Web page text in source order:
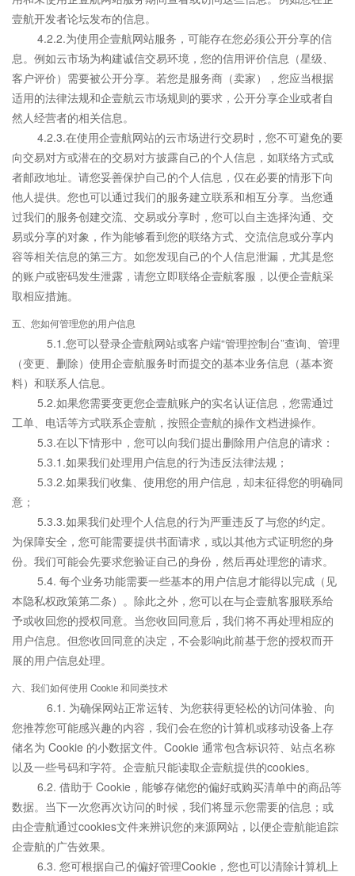
壹航开发者论坛发布的信息。
4.2.2.为使用企壹航网站服务，可能存在您必须公开分享的信
息。例如云市场为构建诚信交易环境，您的信用评价信息（星级、
客户评价）需要被公开分享。若您是服务商（卖家），您应当根据
适用的法律法规和企壹航云市场规则的要求，公开分享企业或者自
然人经营者的相关信息。
4.2.3.在使用企壹航网站的云市场进行交易时，您不可避免的要
向交易对方或潜在的交易对方披露自己的个人信息，如联络方式或
者邮政地址。请您妥善保护自己的个人信息，仅在必要的情形下向
他人提供。您也可以通过我们的服务建立联系和相互分享。当您通
过我们的服务创建交流、交易或分享时，您可以自主选择沟通、交
易或分享的对象，作为能够看到您的联络方式、交流信息或分享内
容等相关信息的第三方。如您发现自己的个人信息泄漏，尤其是您
的账户或密码发生泄露，请您立即联络企壹航客服，以便企壹航采
取相应措施。
五、您如何管理您的用户信息
5.1.您可以登录企壹航网站或客户端“管理控制台”查询、管理
（变更、删除）使用企壹航服务时而提交的基本业务信息（基本资
料）和联系人信息。
5.2.如果您需要变更您企壹航账户的实名认证信息，您需通过
工单、电话等方式联系企壹航，按照企壹航的操作文档进操作。
5.3.在以下情形中，您可以向我们提出删除用户信息的请求：
5.3.1.如果我们处理用户信息的行为违反法律法规；
5.3.2.如果我们收集、使用您的用户信息，却未征得您的明确同
意；
5.3.3.如果我们处理个人信息的行为严重违反了与您的约定。
为保障安全，您可能需要提供书面请求，或以其他方式证明您的身
份。我们可能会先要求您验证自己的身份，然后再处理您的请求。
5.4. 每个业务功能需要一些基本的用户信息才能得以完成（见
本隐私权政策第二条）。除此之外，您可以在与企壹航客服联系给
予或收回您的授权同意。当您收回同意后，我们将不再处理相应的
用户信息。但您收回同意的决定，不会影响此前基于您的授权而开
展的用户信息处理。
六、我们如何使用 Cookie 和同类技术
6.1. 为确保网站正常运转、为您获得更轻松的访问体验、向
您推荐您可能感兴趣的内容，我们会在您的计算机或移动设备上存
储名为 Cookie 的小数据文件。Cookie 通常包含标识符、站点名称
以及一些号码和字符。企壹航只能读取企壹航提供的cookies。
6.2. 借助于 Cookie，能够存储您的偏好或购买清单中的商品等
数据。当下一次您再次访问的时候，我们将显示您需要的信息；或
由企壹航通过cookies文件来辨识您的来源网站，以便企壹航能追踪
企壹航的广告效果。
6.3. 您可根据自己的偏好管理Cookie，您也可以清除计算机上